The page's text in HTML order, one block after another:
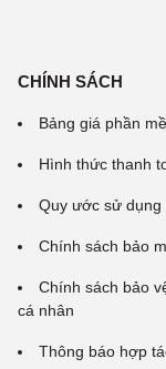
CHÍNH SÁCH
Bảng giá phần
Hình thức thanh
Quy ước sử dụng
Chính sách bảo
Chính sách bảo
cá nhân
Thông báo hợp